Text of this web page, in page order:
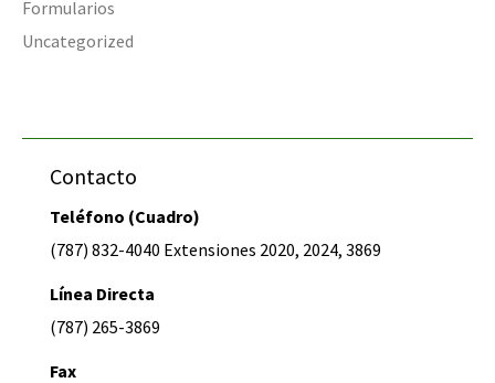
Formularios
Uncategorized
Contacto
Teléfono (Cuadro)
(787) 832-4040 Extensiones 2020, 2024, 3869
Línea Directa
(787) 265-3869
Fax